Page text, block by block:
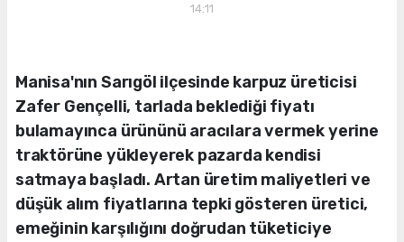
14:11
Manisa'nın Sarıgöl ilçesinde karpuz üreticisi
Zafer Gençelli, tarlada beklediği fiyatı
bulamayınca ürününü aracılara vermek yerine
traktörüne yükleyerek pazarda kendisi
satmaya başladı. Artan üretim maliyetleri ve
düşük alım fiyatlarına tepki gösteren üretici,
emeğinin karşılığını doğrudan tüketiciye